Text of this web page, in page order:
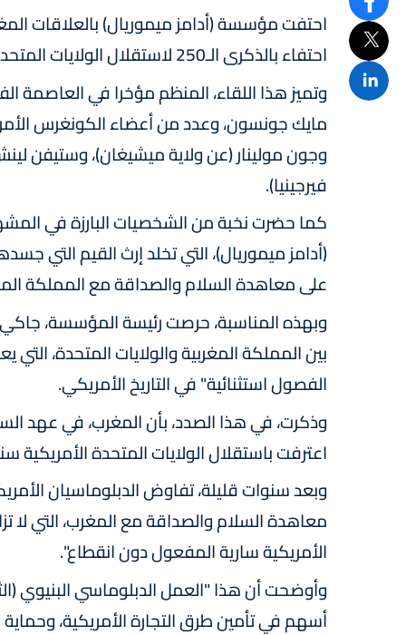
احتفت مؤسسة (أدامز ميموريال) بالعلاقات
احتفاء بالذكرى الـ250 لاستقلال الولايات المتحدة الأمريكية.
وتميز هذا اللقاء، المنظم مؤخرا في العاصمة
مايك جونسون، وعدد من أعضاء الكونغرس
وجون مولينار (عن ولاية ميشيغان)، وستيفن
فيرجينيا).
كما حضرت نخبة من الشخصيات البارزة في
(أدامز ميموريال)، التي تخلد إرث القيم التي
على معاهدة السلام والصداقة مع المملكة
وبهذه المناسبة، حرصت رئيسة المؤسسة، جاكي
بين المملكة المغربية والولايات المتحدة،
الفصول استثنائية" في التاريخ الأمريكي.
وذكرت، في هذا الصدد، بأن المغرب، في عهد
اعترفت باستقلال الولايات المتحدة الأمريكية سنة
وبعد سنوات قليلة، تفاوض الدبلوماسيان
معاهدة السلام والصداقة مع المغرب، التي لا
الأمريكية سارية المفعول دون انقطاع".
وأوضحت أن هذا "العمل الدبلوماسي البنيوي
أسهم في تأمين طرق التجارة الأمريكية،